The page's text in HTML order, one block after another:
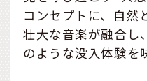
コンセプトに、自然
壮大な音楽が融合し
のような没入体験を